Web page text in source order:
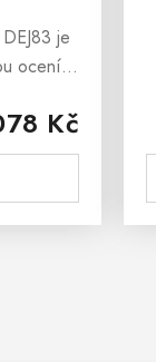
Kč
je
ocení